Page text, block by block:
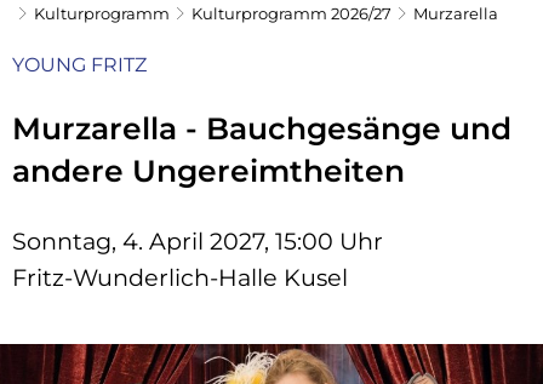
Kulturprogramm
Kulturprogramm 2026/27 Murzarella
YOUNG FRITZ
Murzarella - Bauchgesänge und
andere Ungereimtheiten
Sonntag, 4. April 2027, 15:00 Uhr
Fritz-Wunderlich-Halle Kusel